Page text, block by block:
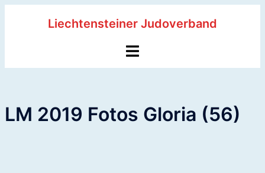
Liechtensteiner Judoverband
Menü
LM 2019 Fotos Gloria (56)